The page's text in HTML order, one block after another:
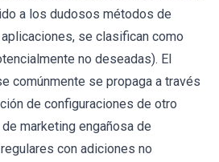
a los dudosos métodos de
se clasifican como
no deseadas). El
comúnmente se propaga a través
de configuraciones de otro
marketing engañosa de
con adiciones no